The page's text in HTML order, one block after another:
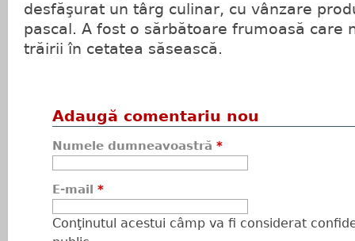
desfăşurat un târg culinar, cu vânzare
pascal. A fost o sărbătoare frumoasă care
trăirii în cetatea săsească.
Adaugă comentariu nou
Numele dumneavoastră *
E-mail *
Conţinutul acestui câmp va fi considerat